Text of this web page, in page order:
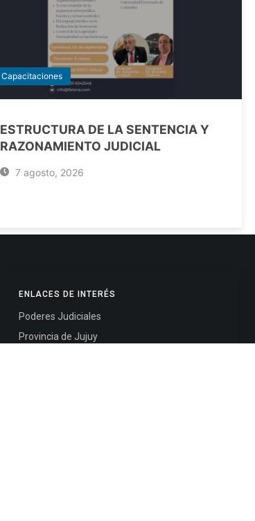
Capacitaciones
ESTRUCTURA DE LA SENTENCIA Y
RAZONAMIENTO JUDICIAL
7 agosto, 2026
ENLACES DE INTERÉS
Poderes Judiciales
Provincia de Jujuy